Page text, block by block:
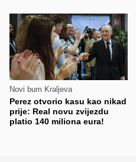
Novi bum Kraljeva
Perez otvorio kasu kao nikad
prije: Real novu zvijezdu
platio 140 miliona eura!